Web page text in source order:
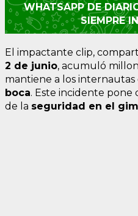
WHATSAPP DE
SIEMPRE
El impactante clip,
2 de junio, acumuló
mantiene a los internautas
boca. Este incidente pone
de la seguridad en el